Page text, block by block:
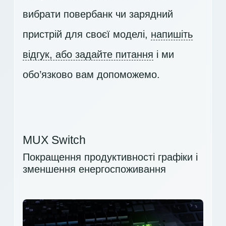
вибрати повербанк чи зарядний
пристрій для своєї моделі, напишіть
відгук, або задайте питання і ми
обо’язково вам допоможемо.
MUX Switch
Покращення продуктивності графіки і
зменшення енергоспоживання